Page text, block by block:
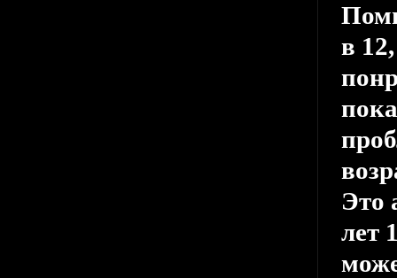
в
Это
лет